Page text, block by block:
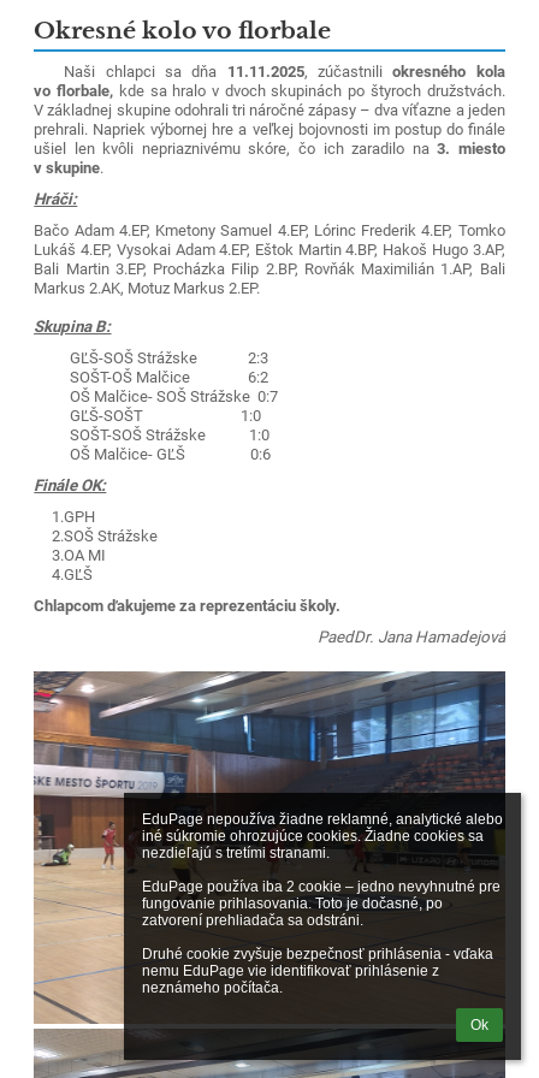
EduPage nepoužíva žiadne reklamné, analytické alebo
iné súkromie ohrozujúce cookies. Žiadne cookies sa
nezdieľajú s tretími stranami.
EduPage používa iba 2 cookie – jedno nevyhnutné pre
fungovanie prihlasovania. Toto je dočasné, po
zatvorení prehliadača sa odstráni.
Druhé cookie zvyšuje bezpečnosť prihlásenia - vďaka
nemu EduPage vie identifikovať prihlásenie z
neznámeho počítača.
Ok
Okresné kolo vo florbale
Naši chlapci sa dňa 11.11.2025, zúčastniliokresného kola
vo florbale, kde sa hralo v dvoch skupinách po štyroch družstvách.
V základnej skupine odohrali tri náročné zápasy – dva víťazne a jeden
prehrali. Napriek výbornej hre a veľkej bojovnosti im postup do finále
ušiel len kvôli nepriaznivému skóre, čo ich zaradilo na 3. miesto
v skupine.
Hráči:
Bačo Adam 4.EP, Kmetony Samuel 4.EP, Lórinc Frederik 4.EP, Tomko
Lukáš 4.EP, Vysokai Adam 4.EP, Eštok Martin 4.BP, Hakoš Hugo 3.AP,
Bali Martin 3.EP, Procházka Filip 2.BP, Rovňák Maximilián 1.AP, Bali
Markus 2.AK, Motuz Markus 2.EP.
Skupina B:
GĽŠ-SOŠ Strážske 2:3
SOŠT-OŠ Malčice 6:2
OŠ Malčice- SOŠ Strážske 0:7
GĽŠ-SOŠT 1:0
SOŠT-SOŠ Strážske 1:0
OŠ Malčice- GĽŠ 0:6
Finále OK:
1.GPH
2.SOŠ Strážske
3.OA MI
4.GĽŠ
Chlapcom ďakujeme za reprezentáciu školy.
PaedDr. Jana Hamadejová